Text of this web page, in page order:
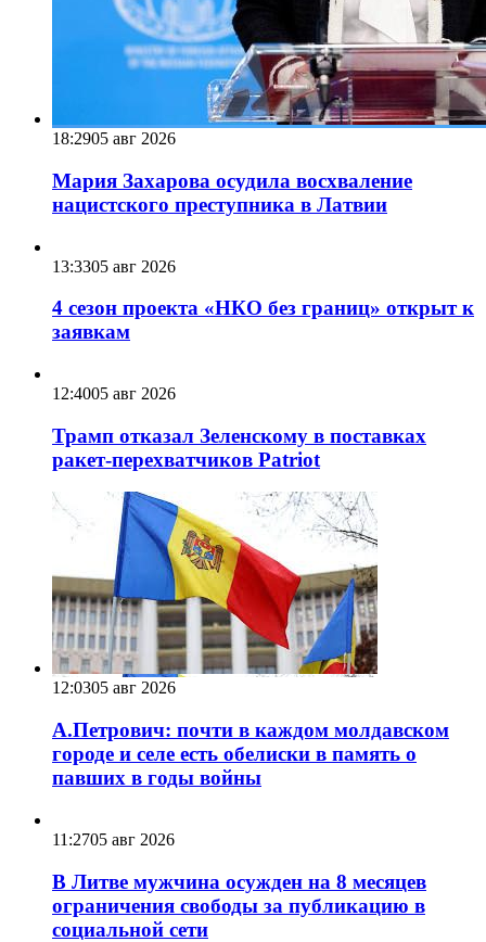
18:2905 авг 2026
Мария Захарова осудила восхваление
нацистского преступника в Латвии
13:3305 авг 2026
4 сезон проекта «НКО без границ» открыт к
заявкам
12:4005 авг 2026
Трамп отказал Зеленскому в поставках
ракет-перехватчиков Patriot
12:0305 авг 2026
А.Петрович: почти в каждом молдавском
городе и селе есть обелиски в память о
павших в годы войны
11:2705 авг 2026
В Литве мужчина осужден на 8 месяцев
ограничения свободы за публикацию в
социальной сети